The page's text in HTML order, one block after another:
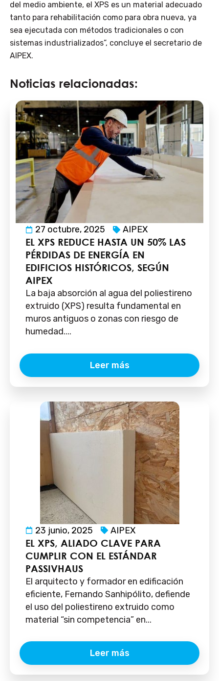
del medio ambiente, el XPS es un material adecuado
tanto para rehabilitación como para obra nueva, ya
sea ejecutada con métodos tradicionales o con
sistemas industrializados”, concluye el secretario de
AIPEX.
Noticias relacionadas:
27 octubre, 2025 AIPEX
EL XPS REDUCE HASTA UN 50% LAS
PÉRDIDAS DE ENERGÍA EN
EDIFICIOS HISTÓRICOS, SEGÚN
AIPEX
La baja absorción al agua del poliestireno
extruido (XPS) resulta fundamental en
muros antiguos o zonas con riesgo de
humedad....
Leer más
23 junio, 2025 AIPEX
EL XPS, ALIADO CLAVE PARA
CUMPLIR CON EL ESTÁNDAR
PASSIVHAUS
El arquitecto y formador en edificación
eficiente, Fernando Sanhipólito, defiende
el uso del poliestireno extruido como
material “sin competencia” en...
Leer más